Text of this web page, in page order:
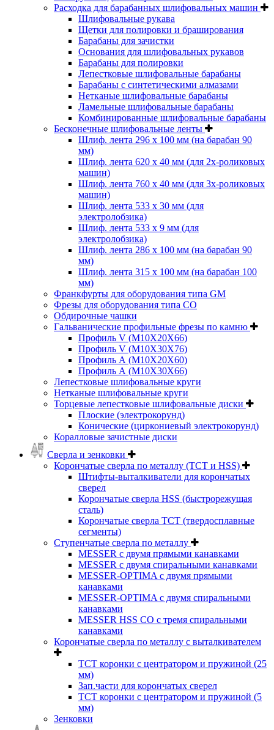
Расходка для барабанных шлифовальных машин
Шлифовальные рукава
Щетки для полировки и браширования
Барабаны для зачистки
Основания для шлифовальных рукавов
Барабаны для полировки
Лепестковые шлифовальные барабаны
Барабаны с синтетическими алмазами
Нетканые шлифовальные барабаны
Ламельные шлифовальные барабаны
Комбинированные шлифовальные барабаны
Бесконечные шлифовальные ленты
Шлиф. лента 296 х 100 мм (на барабан 90
мм)
Шлиф. лента 620 х 40 мм (для 2х-роликовых
машин)
Шлиф. лента 760 х 40 мм (для 3х-роликовых
машин)
Шлиф. лента 533 х 30 мм (для
электролобзика)
Шлиф. лента 533 х 9 мм (для
электролобзика)
Шлиф. лента 286 х 100 мм (на барабан 90
мм)
Шлиф. лента 315 х 100 мм (на барабан 100
мм)
Франкфурты для оборудования типа GM
Фрезы для оборудования типа СО
Обдирочные чашки
Гальванические профильные фрезы по камню
Профиль V (M10X20X66)
Профиль V (M10X30X76)
Профиль А (М10Х20Х60)
Профиль А (М10Х30Х66)
Лепестковые шлифовальные круги
Нетканые шлифовальные круги
Торцевые лепестковые шлифовальные диски
Плоские (электрокорунд)
Конические (циркониевый электрокорунд)
Коралловые зачистные диски
Сверла и зенковки
Корончатые сверла по металлу (TCT и HSS)
Штифты-выталкиватели для корончатых
сверел
Корончатые сверла HSS (быстрорежущая
сталь)
Корончатые сверла TCT (твердосплавные
сегменты)
Ступенчатые сверла по металлу
MESSER с двумя прямыми канавками
MESSER с двумя спиральными канавками
MESSER-OPTIMA с двумя прямыми
канавками
MESSER-OPTIMA с двумя спиральными
канавками
MESSER HSS CО с тремя спиральными
канавками
Корончатые сверла по металлу c выталкивателем
ТСТ коронки с центратором и пружиной (25
мм)
Зап.части для корончатых сверел
ТСТ коронки с центратором и пружиной (5
мм)
Зенковки